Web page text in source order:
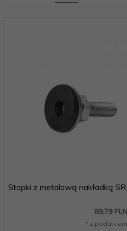
Stopki z metalową nakładką
89,79
* z podatkiem